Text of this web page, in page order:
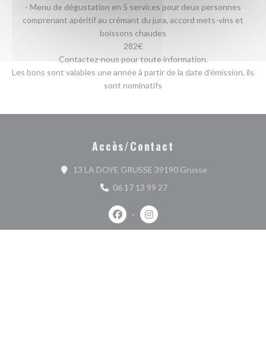
- Menu de dégustation en 5 services pour deux personnes
comprenant apéritif au crémant du jura, accord mets-vins et
boissons chaudes
282€
Contactez-nous pour toute information.
Les bons sont valables une année à partir de la date d’émission, ils
sont nominatifs
Accès/Contact
13 LA DOYE GRUSSE 39190 Grusse((ouvre une
06 17 13 99 27
Facebook ((ouvre une nouvelle
Instagram ((ouvre une